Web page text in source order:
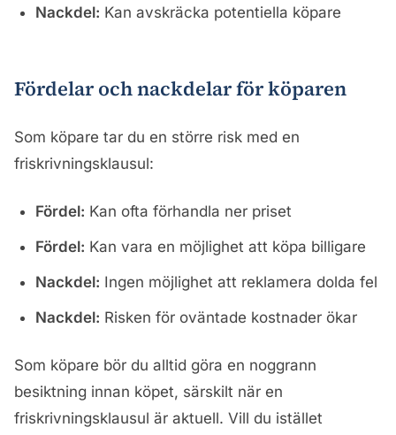
Nackdel: Kan avskräcka potentiella köpare
Fördelar och nackdelar för köparen
Som köpare tar du en större risk med en
friskrivningsklausul:
Fördel: Kan ofta förhandla ner priset
Fördel: Kan vara en möjlighet att köpa billigare
Nackdel: Ingen möjlighet att reklamera dolda fel
Nackdel: Risken för oväntade kostnader ökar
Som köpare bör du alltid göra en noggrann
besiktning innan köpet, särskilt när en
friskrivningsklausul är aktuell. Vill du istället